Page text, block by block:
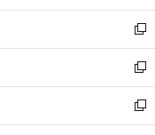
開
く
ウ
で
開
く
ン
ド
ウ
で
開
く
ウ
ィ
ン
ド
ウ
で
開
新
し
い
ウ
ィ
ン
新
し
い
ウ
新
し